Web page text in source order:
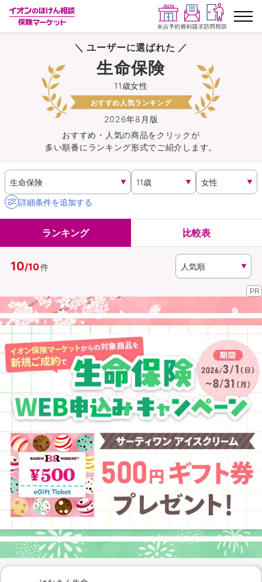
ランキングから探す
保険を比較する
保険会社から探す
イオンカード会員さま専用保険
キャンペーン一覧
イオングループ従業員さま向け
資料請求
（無料）
訪問相談
イオンカード会員さま専用保険
＼ ユーザーに選ばれた ／
2026年8月版
11歳女性
生命保険
おすすめ人気ランキング
おすすめ・人気の商品をクリックが
多い順番にランキング形式でご紹介します。
詳細条件を追加する
ランキング 比較表
10/10件
PR